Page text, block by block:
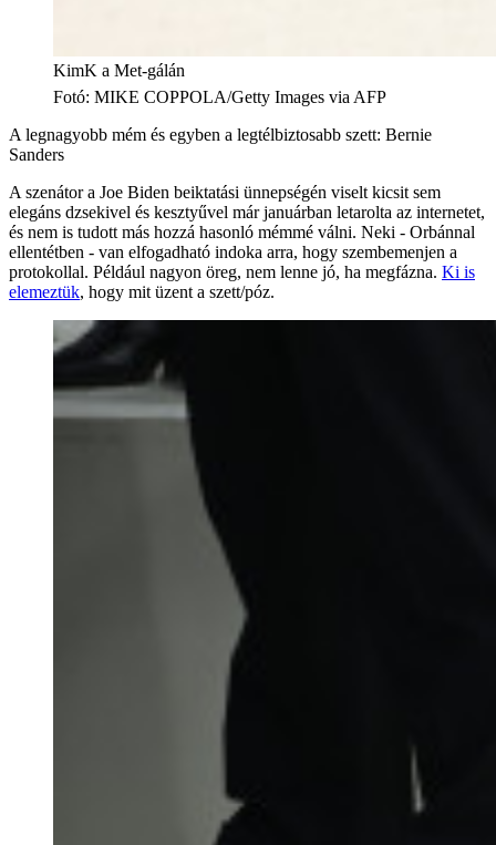
KimK a Met-gálán
Fotó: MIKE COPPOLA/Getty Images via AFP
A legnagyobb mém és egyben a legtélbiztosabb szett: Bernie
Sanders
A szenátor a Joe Biden beiktatási ünnepségén viselt kicsit sem
elegáns dzsekivel és kesztyűvel már januárban letarolta az internetet,
és nem is tudott más hozzá hasonló mémmé válni. Neki - Orbánnal
ellentétben - van elfogadható indoka arra, hogy szembemenjen a
protokollal. Például nagyon öreg, nem lenne jó, ha megfázna. Ki is
elemeztük, hogy mit üzent a szett/póz.